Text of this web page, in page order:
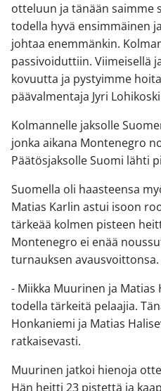
otteluun ja tänään saimme
todella hyvä ensimmäinen
johtaa enemmänkin.
passivoiduttiin. Viimeisellä
kovuutta ja pystyimme
päävalmentaja Jyri
Kolmannelle jaksolle
jonka aikana Montenegro
Päätösjaksolle Suomi lähti
Suomella oli haasteensa
Matias Karlin astui isoon
tärkeää kolmen pisteen
Montenegro ei enää
turnauksen avausvoittonsa.
- Miikka Muurinen ja
todella tärkeitä pelaajia.
Honkaniemi ja Matias
ratkaisevasti.
Muurinen jatkoi hienoja
Hän heitti 23 pistettä ja